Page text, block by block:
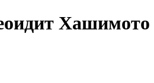
Хашимото